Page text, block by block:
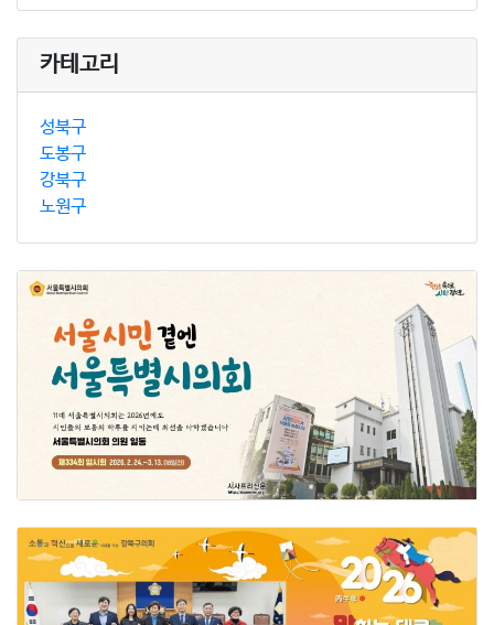
카테고리
성북구
도봉구
강북구
노원구